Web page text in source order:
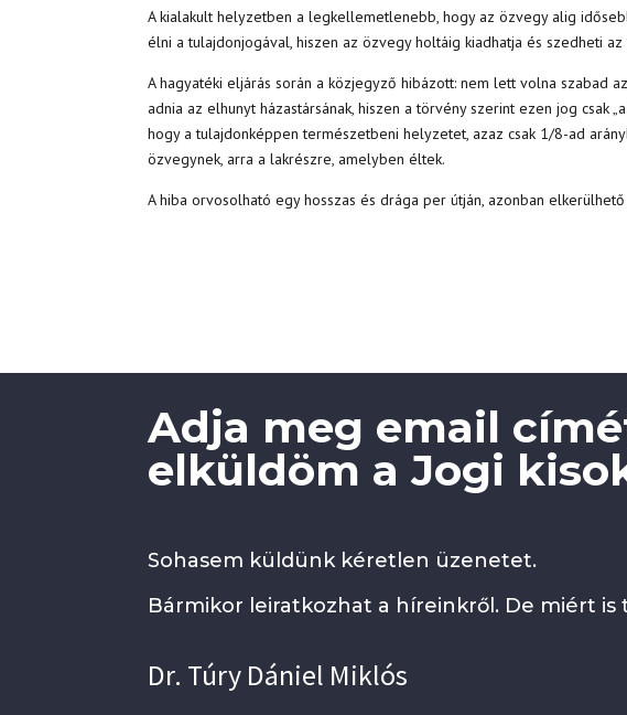
A kialakult helyzetben a legkellemetlenebb, hogy az özvegy alig
élni a tulajdonjogával, hiszen az özvegy holtáig kiadhatja és szedheti az
A hagyatéki eljárás során a közjegyző hibázott: nem lett volna szabad
adnia az elhunyt házastársának, hiszen a törvény szerint ezen jog csak
hogy a tulajdonképpen természetbeni helyzetet, azaz csak 1/8-ad
özvegynek, arra a lakrészre, amelyben éltek.
A hiba orvosolható egy hosszas és drága per útján, azonban
Adja meg email
elküldöm a Jogi
Sohasem küldünk kéretlen üzenetet.
Bármikor leiratkozhat a híreinkről. De miért is
Dr. Túry Dániel Miklós